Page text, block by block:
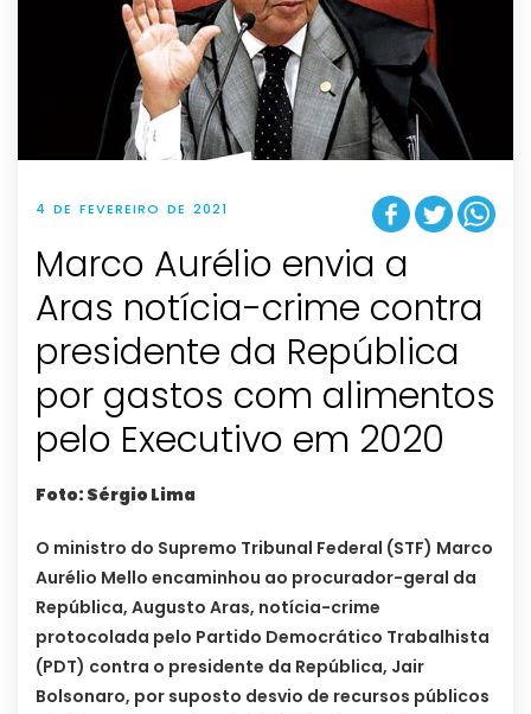
4 DE FEVEREIRO DE 2021
Marco Aurélio envia a
Aras notícia-crime contra
presidente da República
por gastos com alimentos
pelo Executivo em 2020
Foto: Sérgio Lima
O ministro do Supremo Tribunal Federal (STF) Marco
Aurélio Mello encaminhou ao procurador-geral da
República, Augusto Aras, notícia-crime
protocolada pelo Partido Democrático Trabalhista
(PDT) contra o presidente da República, Jair
Bolsonaro, por suposto desvio de recursos públicos